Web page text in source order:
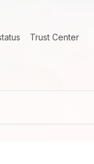
Trust Center